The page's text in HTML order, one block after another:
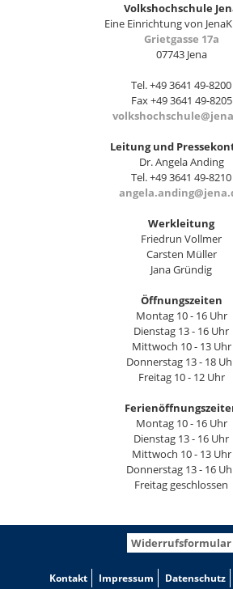
Volkshochschule
Eine Einrichtung von
Grietgasse 17a
07743 Jena
Tel. +49 3641 49-8200
Fax +49 3641 49-8205
Leitung und
Dr. Angela Anding
Tel. +49 3641 49-8210
Werkleitung
Friedrun Vollmer
Carsten Müller
Jana Gründig
Öffnungszeiten
Montag 10 - 16 Uhr
Dienstag 13 - 16 Uhr
Mittwoch 10 - 13 Uhr
Donnerstag 13 - 18
Freitag 10 - 12 Uhr
Montag 10 - 16 Uhr
Dienstag 13 - 16 Uhr
Mittwoch 10 - 13 Uhr
Donnerstag 13 - 16
Freitag geschlossen
Widerrufsformular
Kontakt Impressum Datenschutz